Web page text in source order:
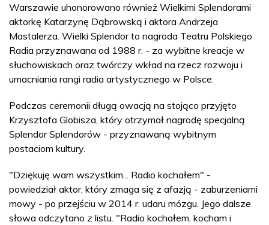
Warszawie uhonorowano również Wielkimi Splendorami
aktorkę Katarzynę Dąbrowską i aktora Andrzeja
Mastalerza. Wielki Splendor to nagroda Teatru Polskiego
Radia przyznawana od 1988 r. - za wybitne kreacje w
słuchowiskach oraz twórczy wkład na rzecz rozwoju i
umacniania rangi radia artystycznego w Polsce.
Podczas ceremonii długą owacją na stojąco przyjęto
Krzysztofa Globisza, który otrzymał nagrodę specjalną
Splendor Splendorów - przyznawaną wybitnym
postaciom kultury.
"Dziękuję wam wszystkim... Radio kochałem" -
powiedział aktor, który zmaga się z afazją - zaburzeniami
mowy - po przejściu w 2014 r. udaru mózgu. Jego dalsze
słowa odczytano z listu. "Radio kochałem, kocham i